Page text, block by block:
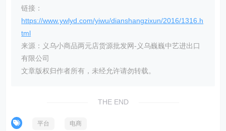
链接：
https://www.ywlyd.com/yiwu/dianshangzixun/2016/1316.h
tml
来源：义乌小商品两元店货源批发网-义乌巍巍中艺进出口
有限公司
文章版权归作者所有，未经允许请勿转载。
THE END
平台 电商